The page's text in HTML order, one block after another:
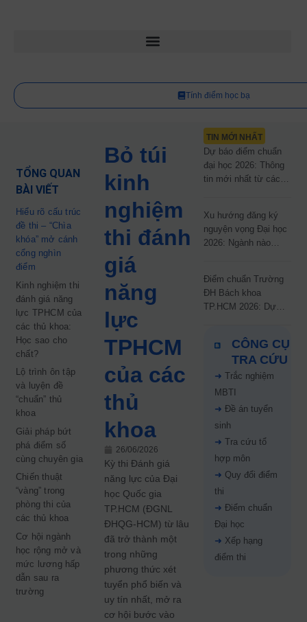
Tính điểm học bạ
TỔNG QUAN
BÀI VIẾT
Hiểu rõ cấu trúc
đề thi – “Chìa
khóa” mở cánh
cổng nghìn
điểm
Kinh nghiệm thi
đánh giá năng
lực TPHCM của
các thủ khoa:
Học sao cho
chất?
Lộ trình ôn tập
và luyện đề
“chuẩn” thủ
khoa
Giải pháp bứt
phá điểm số
cùng chuyên gia
Chiến thuật
“vàng” trong
phòng thi của
các thủ khoa
Cơ hội ngành
học rộng mở và
mức lương hấp
dẫn sau ra
trường
Bỏ túi
kinh
nghiệm
thi đánh
giá
năng
lực
TPHCM
của các
thủ
khoa
26/06/2026
Kỳ thi Đánh giá
năng lực của Đại
học Quốc gia
TP.HCM (ĐGNL
ĐHQG-HCM) từ lâu
đã trở thành một
trong những
phương thức xét
tuyển phổ biến và
uy tín nhất, mở ra
cơ hội bước vào
TIN MỚI NHẤT
Dự báo điểm chuẩn
đại học 2026: Thông
tin mới nhất từ các
Xu hướng đăng ký
nguyện vọng Đại học
2026: Ngành nào
Điểm chuẩn Trường
ĐH Bách khoa
TP.HCM 2026: Dự
67%
CÔNG CỤ
TRA CỨU
➜ Trắc nghiệm
MBTI
➜ Đề án tuyển
sinh
➜ Tra cứu tổ
hợp môn
➜ Quy đổi điểm
thi
➜ Điểm chuẩn
Đại học
➜ Xếp hạng
điểm thi